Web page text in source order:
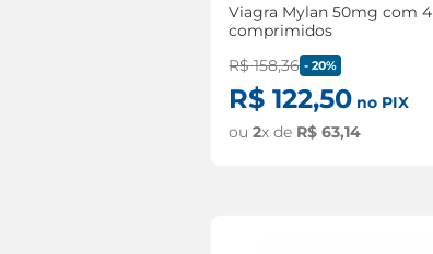
Viagra Mylan 50mg com 4
comprimidos
R$ 158,36 -20%
R$ 122,50 no PIX
ou2x de R$ 63,14